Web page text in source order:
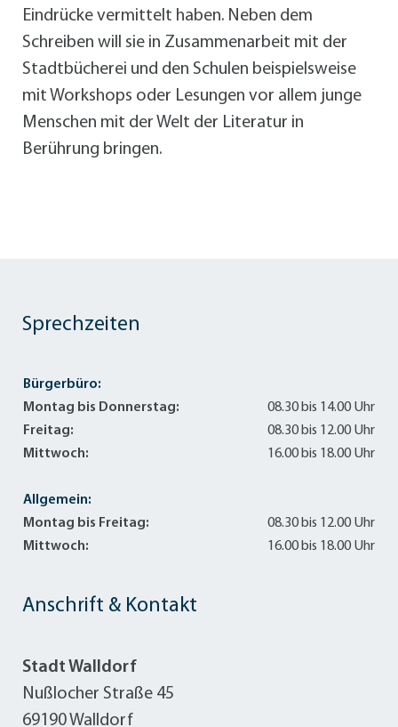
Eindrücke vermittelt haben. Neben dem
Schreiben will sie in Zusammenarbeit mit der
Stadtbücherei und den Schulen beispielsweise
mit Workshops oder Lesungen vor allem junge
Menschen mit der Welt der Literatur in
Berührung bringen.
Anschrift & Kontakt
Stadt Walldorf
Nußlocher Straße 45
69190 Walldorf
Sprechzeiten
Bürgerbüro:
Montag bis Donnerstag:
08.30 bis 14.00 Uhr
Freitag:
08.30 bis 12.00 Uhr
Mittwoch:
16.00 bis 18.00 Uhr
Allgemein:
Montag bis Freitag:
08.30 bis 12.00 Uhr
Mittwoch:
16.00 bis 18.00 Uhr